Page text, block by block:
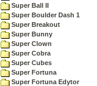
Super Ball II
Super Boulder Dash 1
Super Breakout
Super Bunny
Super Clown
Super Cobra
Super Cubes
Super Fortuna
Super Fortuna Edytor